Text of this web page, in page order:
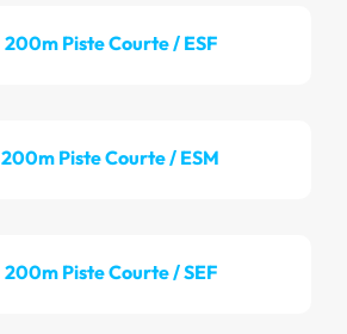
200m Piste Courte / ESF
200m Piste Courte / ESM
200m Piste Courte / SEF